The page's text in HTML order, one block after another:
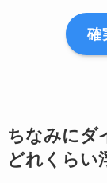
確
ちなみにダ
どれくらい